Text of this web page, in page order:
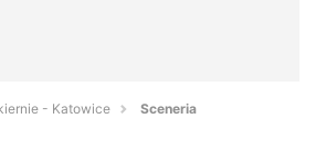
- Katowice Sceneria